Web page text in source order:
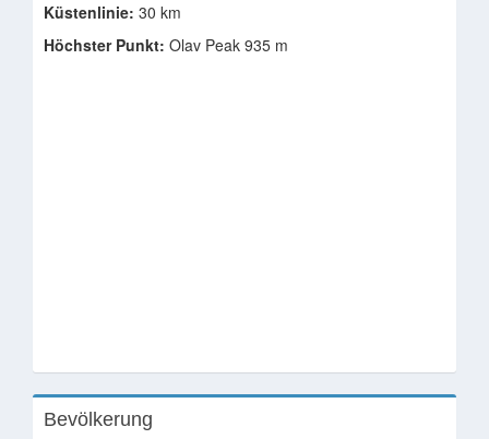
Küstenlinie: 30 km
Höchster Punkt: Olav Peak 935 m
Bevölkerung